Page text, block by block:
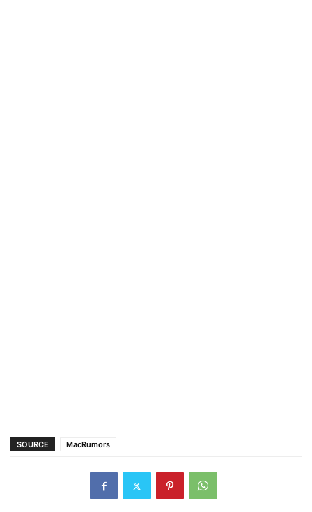
SOURCE MacRumors